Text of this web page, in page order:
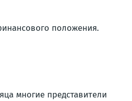
положения.
многие представители